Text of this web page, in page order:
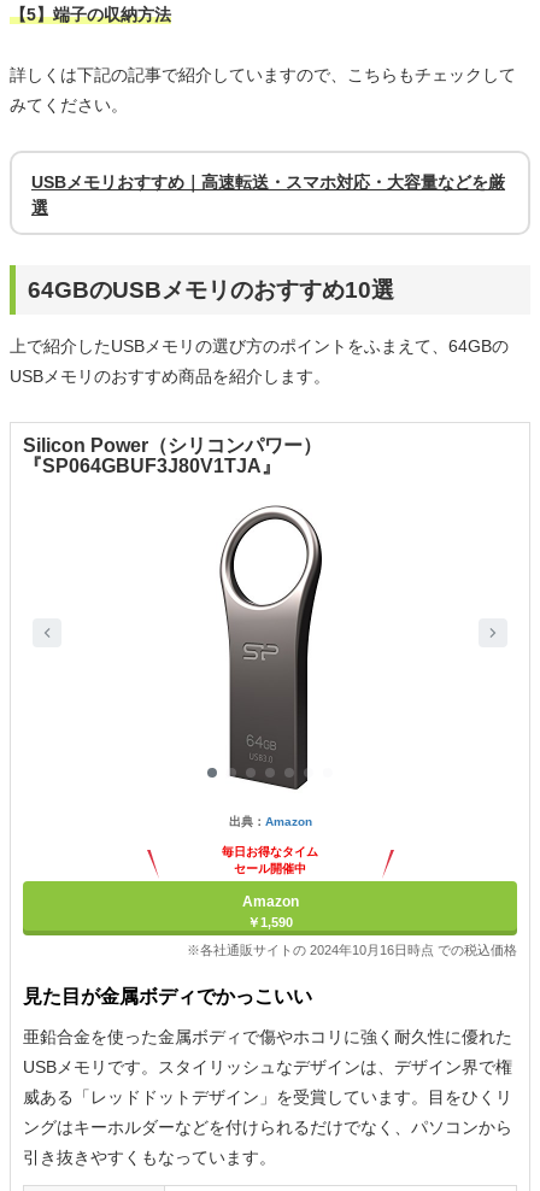
【5】端子の収納方法
詳しくは下記の記事で紹介していますので、こちらもチェックして
みてください。
USBメモリおすすめ｜高速転送・スマホ対応・大容量などを厳
選
64GBのUSBメモリのおすすめ10選
上で紹介したUSBメモリの選び方のポイントをふまえて、64GBの
USBメモリのおすすめ商品を紹介します。
Silicon Power（シリコンパワー）
『SP064GBUF3J80V1TJA』
出典： Amazon
毎日お得なタイム
セール開催中
Amazon
￥1,590
※各社通販サイトの 2024年10月16日時点 での税込価格
見た目が金属ボディでかっこいい
亜鉛合金を使った金属ボディで傷やホコリに強く耐久性に優れた
USBメモリです。スタイリッシュなデザインは、デザイン界で権
威ある「レッドドットデザイン」を受賞しています。目をひくリ
ングはキーホルダーなどを付けられるだけでなく、パソコンから
引き抜きやすくもなっています。